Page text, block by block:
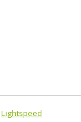
Lightspeed